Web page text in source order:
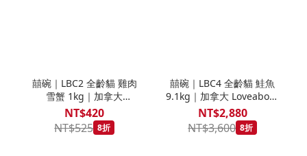
囍碗｜LBC2 全齡貓 雞肉
雪蟹 1kg｜加拿大
Loveabowl 天然無穀糧 1
公斤 成貓 無穀貓飼料
NT$420
NT$525 8折
囍碗｜LBC4 全齡貓 鮭魚
9.1kg｜加拿大 Loveabowl
天然無穀糧 9.1公斤 成貓
無穀貓飼料
NT$2,880
NT$3,600 8折